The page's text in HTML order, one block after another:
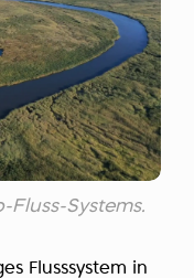
Systems.
Flusssystem in